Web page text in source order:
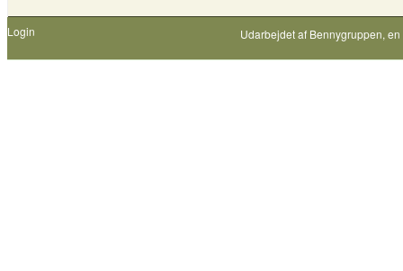
Login Udarbejdet af Bennygruppen,